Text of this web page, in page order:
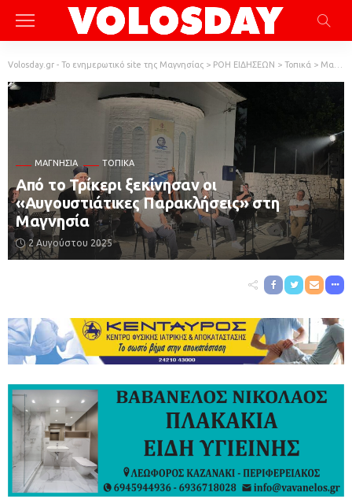
Volosday.gr - Το ενημερωτικό site της Μαγνησίας > ΡΟΗ ΕΙΔΗΣΕΩΝ > Τοπικά > Μαγνησία
ΜΑΓΝΗΣΊΑ ΤΟΠΙΚΆ
Από το Τρίκερι ξεκίνησαν οι
«Αυγουστιάτικες Παρακλήσεις» στη
Μαγνησία
2 Αυγούστου 2025